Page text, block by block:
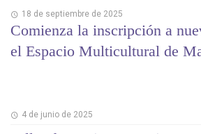
18 de septiembre de 2025
Comienza la inscripción a
el Espacio Multicultural de
4 de junio de 2025